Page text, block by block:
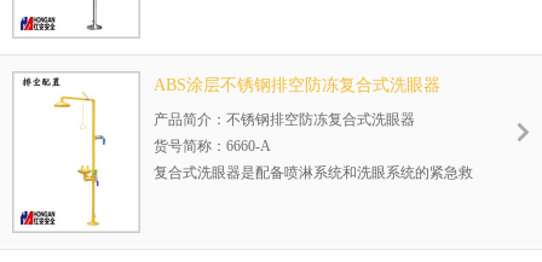
在着化学物质的工作场所使用。
这些客户正在用这款产品：山东海化集团，四川化
工控股(集团）有限责任公司旭阳煤化工集团 宝丰能
源 天津大沽化工股份 恒源石油化
ABS涂层不锈钢排空防冻复合式洗眼器
90906660-A
产品简介：不锈钢排空防冻复合式洗眼器
货号简称：6660-A
复合式洗眼器是配备喷淋系统和洗眼系统的紧急救
在着化学物质的工作场所使用。